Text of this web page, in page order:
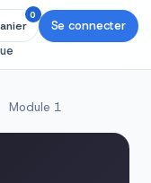
0
Se connecter
Module 1